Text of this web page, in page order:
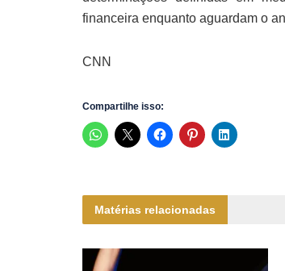
financeira enquanto aguardam o
CNN
Compartilhe isso:
Matérias relacionadas